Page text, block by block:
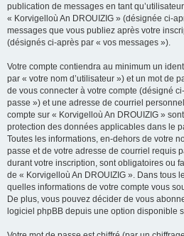
publication de messages en tant
« Korvigelloù An DROUIZIG » (désignée ci-
messages que vous publiez après votre
(désignés ci-après par « vos messages »).
Votre compte contiendra au minimum un
par « votre nom d’utilisateur ») et un mot de
de vous connecter à votre compte (désigné
passe ») et une adresse de courriel
compte sur « Korvigelloù An DROUIZIG »
protection des données applicables dans le
Toutes les informations, en-dehors de votre
passe et de votre adresse de courriel requis
durant votre inscription, sont obligatoires ou
de « Korvigelloù An DROUIZIG ». Dans tous
quelles informations de votre compte vous
De plus, vous pouvez décider de vous
logiciel phpBB depuis une option disponible